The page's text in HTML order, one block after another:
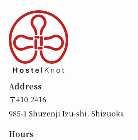
Address
〒410-2416
985-1 Shuzenji Izu-shi, Shizuoka
Hours